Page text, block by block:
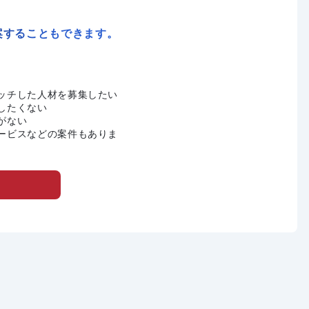
ることもできます。
チした人材を募集したい
たくない
ない
ビスなどの案件もありま